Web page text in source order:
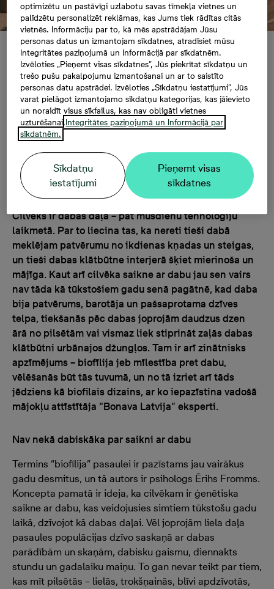
Dabas klātbūtne
visos līmeņos jeb kas
ir biofilais dizains?
01.02.2024, 09:55
Cilvēks ir dabas daļa – pat mūsdienu tehnoloģiju
laikmetā. Par to liecina tas, ka nereti tieši dabā
meklējam patvērumu no ikdienas kņadas un steigas,
un tieši dabas klātbūtne interjerā šķiet mierinoša un
mājīga. Kaut arī cilvēka saikne ar dabu jau sen vairs
nav tāda kā tūkstošiem gadu senā pagātnē, kad daba
bija patvērums, barotāja un pašsaprotama dzīves
telpa, tiekšanās pēc dabas joprojām daudzus dzen
ārā no pilsētām vai vismaz liek stiprināt zaļās dabas
klātbūtni urbānajos džungļos. Tam ir arī zinātnisks
apzīmējums – biofīlija jeb mīlestība pret dabu,
vēlēšanās būt tās tuvumā, un no tā izriet arī tāds
jēdziens kā biofilais dizains, ar ko iepazīstina vadošā
mājokļu attīstītāja “Bonava Latvija” eksperti.
Nav nekā dabiskāka par saikni ar dabu
Termins “biofīlija” pasaulei ir pazīstams jau vairākus
gadu desmitus, un tā autors ir psihologs Ērihs Fromms.
Koncepta pamatā ir ideja, ka cilvēkam ir ģenētiska
saikne ar dabu, kas veidojusies simtiem tūkstošu gadu
laikā, dzīvojot kā dabas daļai. Vēl joprojām liela daļa
pasaules populācijas dzīvo saskaņā ar dabas
parādībām un skaņām, dabisku gaismu, diennakts
stundu un gadalaiku maiņu. To gan nevar teikt par tiem,
kas mīt pilsētās – lielās, trokšņainās, blīvi apdzīvotās,
optimizētu un pastāvīgi uzlabotu savas tīmekļa vietnes un
palīdzētu personalizēt reklāmas, kas Jums tiek rādītas citās
vietnēs. Informāciju par to, kā mēs apstrādājam Jūsu
personas datus un izmantojam sīkdatnes, atradīsiet mūsu
Integritātes paziņojumā un Informācijā par sīkdatnēm.
Izvēloties „Pieņemt visas sīkdatnes”, Jūs piekrītat sīkdatņu un
trešo pušu pakalpojumu izmantošanai un ar to saistīto
personas datu apstrādei. Izvēloties „Sīkdatņu iestatījumi”, Jūs
varat pielāgot izmantojamo sīkdatņu kategorijas, kas jāievieto
un noraidīt visus sīkfailus, kas nav obligāti vietnes
uzturēšanai.Integritātes paziņojumā un Informācijā par
sīkdatnēm.
Sīkdatņu
iestatījumi
Pieņemt visas
sīkdatnes